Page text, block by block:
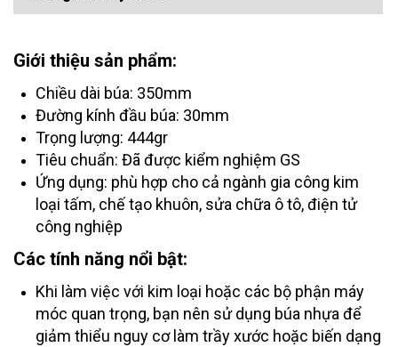
Giới thiệu sản phẩm:
Chiều dài búa: 350mm
Đường kính đầu búa: 30mm
Trọng lượng: 444gr
Tiêu chuẩn: Đã được kiểm nghiệm GS
Ứng dụng: phù hợp cho cả ngành gia công kim
loại tấm, chế tạo khuôn, sửa chữa ô tô, điện tử
công nghiệp
Các tính năng nổi bật:
Khi làm việc với kim loại hoặc các bộ phận máy
móc quan trọng, bạn nên sử dụng búa nhựa để
giảm thiểu nguy cơ làm trầy xước hoặc biến dạng